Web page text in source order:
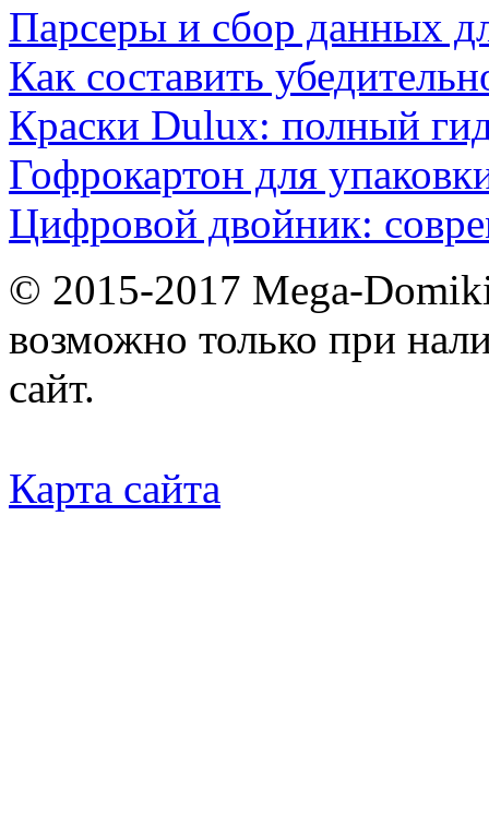
Парсеры и сбор данных
Как составить
Краски Dulux: полный
Гофрокартон для
Цифровой двойник:
© 2015-2017 Mega-
возможно только при
сайт.
Карта сайта